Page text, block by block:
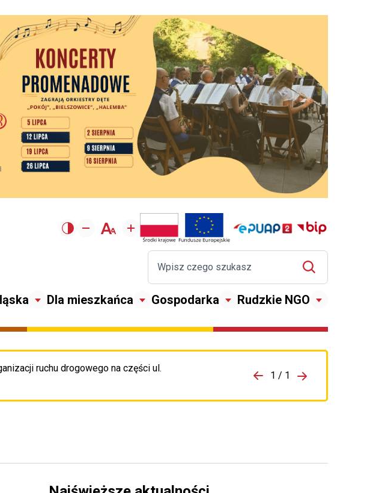
Dla mieszkańca Gospodarka Rudzkie NGO
ruchu drogowego na części ul.
Przejdź do porzpedniego komunikatu 1 / 1
Przejdź do